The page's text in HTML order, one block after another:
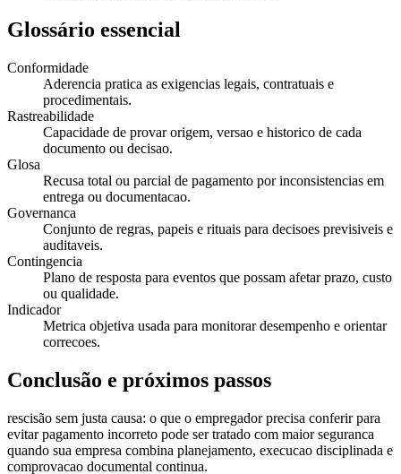
Glossário essencial
Conformidade
Aderencia pratica as exigencias legais, contratuais e
procedimentais.
Rastreabilidade
Capacidade de provar origem, versao e historico de cada
documento ou decisao.
Glosa
Recusa total ou parcial de pagamento por inconsistencias em
entrega ou documentacao.
Governanca
Conjunto de regras, papeis e rituais para decisoes previsiveis e
auditaveis.
Contingencia
Plano de resposta para eventos que possam afetar prazo, custo
ou qualidade.
Indicador
Metrica objetiva usada para monitorar desempenho e orientar
correcoes.
Conclusão e próximos passos
rescisão sem justa causa: o que o empregador precisa conferir para
evitar pagamento incorreto pode ser tratado com maior seguranca
quando sua empresa combina planejamento, execucao disciplinada e
comprovacao documental continua.